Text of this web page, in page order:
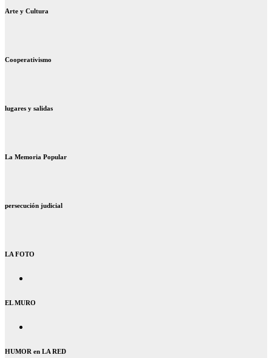
Arte y Cultura
Cooperativismo
lugares y salidas
La Memoria Popular
persecución judicial
LA FOTO
EL MURO
HUMOR en LA RED